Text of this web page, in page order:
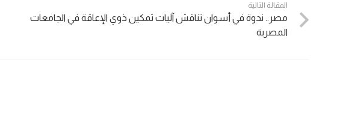
المقالة التالية
مصر.. ندوة في أسوان تناقش آليات تمكين ذوي الإعاقة في الجامعات
المصرية